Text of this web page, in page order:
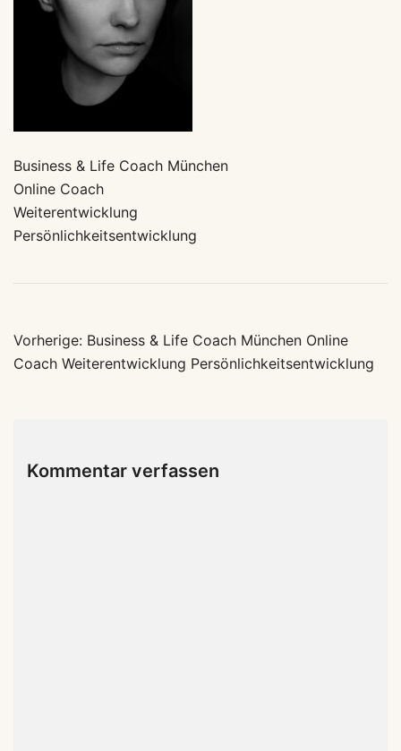
Business & Life Coach München
Online Coach
Weiterentwicklung
Persönlichkeitsentwicklung
Beitragsnavigation
Vorherige: Business & Life Coach München Online
Coach Weiterentwicklung Persönlichkeitsentwicklung
Kommentar verfassen